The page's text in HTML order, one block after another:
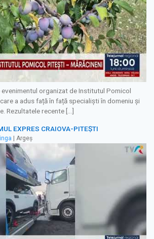
evenimentul organizat de Institutul Pomicol
a adus față în față specialiști în domeniu și
Rezultatele recente […]
EXPRES CRAIOVA-PITEȘTI
| Argeș